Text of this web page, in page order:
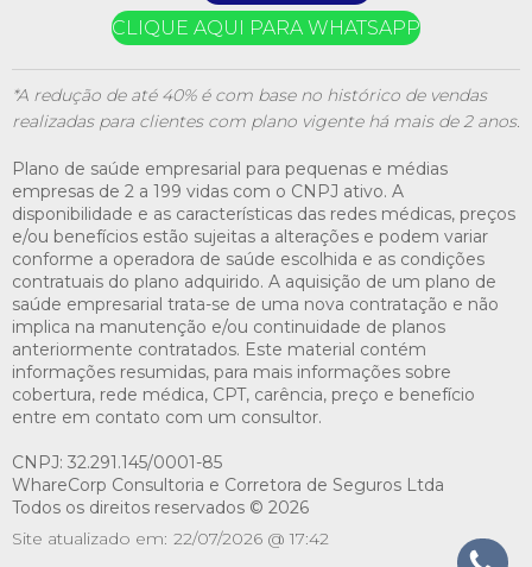
CLIQUE AQUI PARA WHATSAPP
*A redução de até 40% é com base no histórico de vendas
realizadas para clientes com plano vigente há mais de 2 anos.
Plano de saúde empresarial para pequenas e médias
empresas de 2 a 199 vidas com o CNPJ ativo. A
disponibilidade e as características das redes médicas, preços
e/ou benefícios estão sujeitas a alterações e podem variar
conforme a operadora de saúde escolhida e as condições
contratuais do plano adquirido. A aquisição de um plano de
saúde empresarial trata-se de uma nova contratação e não
implica na manutenção e/ou continuidade de planos
anteriormente contratados. Este material contém
informações resumidas, para mais informações sobre
cobertura, rede médica, CPT, carência, preço e benefício
entre em contato com um consultor.
CNPJ: 32.291.145/0001-85
WhareCorp Consultoria e Corretora de Seguros Ltda
Todos os direitos reservados © 2026
Site atualizado em: 22/07/2026 @ 17:42